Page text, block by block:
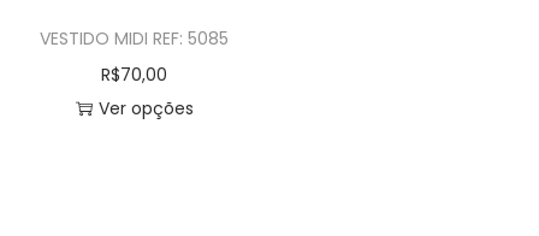
VESTIDO MIDI REF: 5085
R$70,00
Ver opções